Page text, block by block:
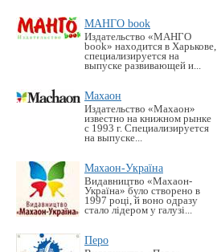
МАНГО book
Издательство «MАНГО
book» находится в Харькове,
специализируется на
выпуске развивающей и...
Махаон
Издательство «Махаон»
известно на книжном рынке
с 1993 г. Специализируется
на выпуске...
Махаон-Україна
Видавництво «Махаон-
Україна» було створено в
1997 році, й воно одразу
стало лідером у галузі...
Перо